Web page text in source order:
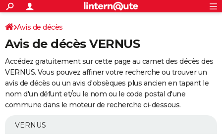
ACTUALITÉS
Politique
Société
Faits Divers
Education
Monde
Villes
+
SPORT
Coupe du monde 2026
Football
Tennis
Cyclisme
Rugby
Forum
Programme TV
TNT
Streaming
Cinéma
Sorties cinéma
Musique
+
FINANCE
Retraite
Epargne
Immobilier
Risques naturels par ville
Banque
Assurance
AUTO
Essais
Réserver un essai
Citadines
Berlines
SUV
Forum auto
+
Mobiles
Meilleur smartphone
Internet
Ordinateurs
Jeux vidéo
Guide high-tech
Avis de décès
Avis de décès VERNUS
Accédez gratuitement sur cette page au carnet des décès des
VERNUS. Vous pouvez affiner votre recherche ou trouver un
avis de décès ou un avis d'obsèques plus ancien en tapant le
nom d'un défunt et/ou le nom ou le code postal d'une
commune dans le moteur de recherche ci-dessous.